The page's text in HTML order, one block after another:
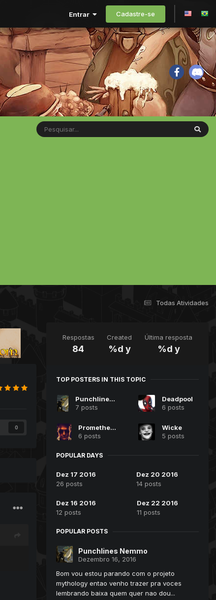
Entrar Cadastre-se
Todas Atividades
0
Respostas
84
Created
%d y
Última resposta
%d y
TOP POSTERS IN THIS TOPIC
Punchlines Nemmo
7 posts
Deadpool
6 posts
Prometheus X
6 posts
Wicke
5 posts
POPULAR DAYS
Dez 17 2016
26 posts
Dez 20 2016
14 posts
Dez 16 2016
12 posts
Dez 22 2016
11 posts
POPULAR POSTS
Punchlines Nemmo
Dezembro 16, 2016
Bom vou estou parando com o projeto
mythology entao venho trazer pra voces
lembrando baixa quem quer nao dou...